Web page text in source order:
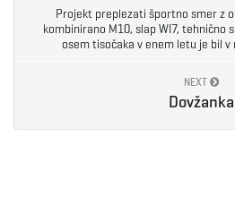
Projekt preplezati športno smer z
kombinirano M10, slap WI7, tehnično
osem tisočaka v enem letu je bil v
NEXT
Dovžanka